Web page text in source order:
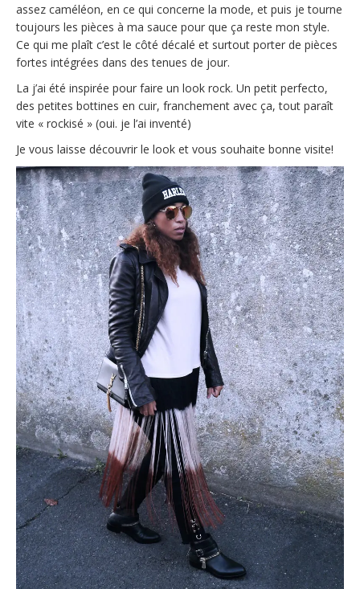
assez caméléon, en ce qui concerne la mode, et puis je tourne
toujours les pièces à ma sauce pour que ça reste mon style.
Ce qui me plaît c’est le côté décalé et surtout porter de pièces
fortes intégrées dans des tenues de jour.
La j’ai été inspirée pour faire un look rock. Un petit perfecto,
des petites bottines en cuir, franchement avec ça, tout paraît
vite « rockisé » (oui. je l’ai inventé)
Je vous laisse découvrir le look et vous souhaite bonne visite!